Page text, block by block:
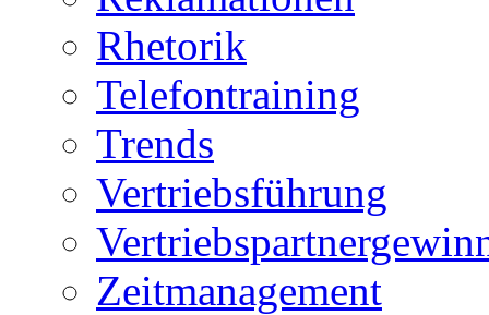
Rhetorik
Telefontraining
Trends
Vertriebsführung
Zeitmanagement